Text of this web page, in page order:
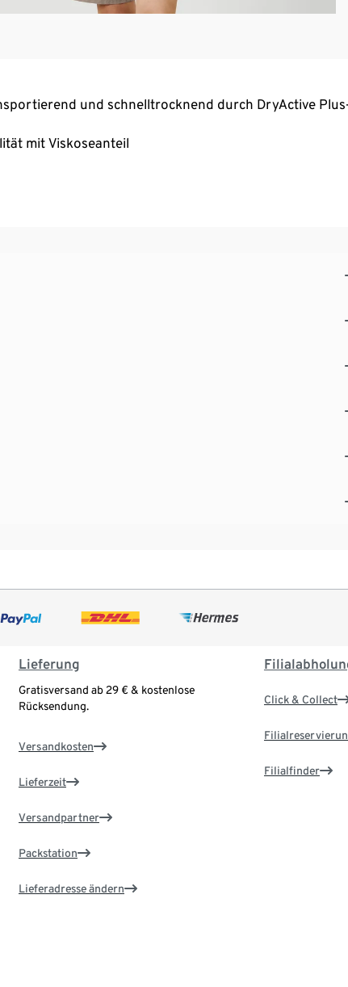
und schnelltrocknend durch DryActive
mit Viskoseanteil
Lieferung
Gratisversand ab 29 € & kostenlose
Rücksendung.
Versandkosten
Lieferzeit
Versandpartner
Packstation
Lieferadresse ändern
Click & Collect
Filialfinder